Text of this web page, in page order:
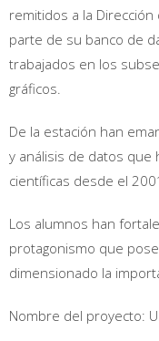
remitidos a la
parte de su banco de
trabajados en los
gráficos.
De la estación han
y análisis de datos
científicas desde el
Los alumnos han
protagonismo que
dimensionado la
Nombre del proyecto: